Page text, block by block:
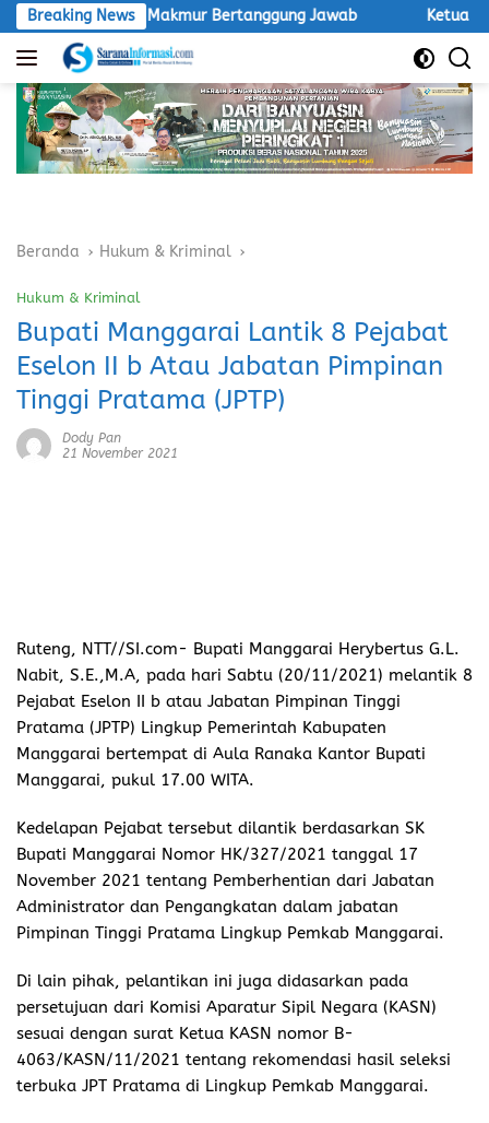
Langsung
ke
konten
Breaking News
Makmur Bertanggung Jawab Ketua LSM Macan
Beranda Hukum & Kriminal
Hukum & Kriminal
Bupati Manggarai Lantik 8 Pejabat
Eselon II b Atau Jabatan Pimpinan
Tinggi Pratama (JPTP)
Dody Pan
21 November 2021
Ruteng, NTT//SI.com- Bupati Manggarai Herybertus G.L.
Nabit, S.E.,M.A, pada hari Sabtu (20/11/2021) melantik 8
Pejabat Eselon II b atau Jabatan Pimpinan Tinggi
Pratama (JPTP) Lingkup Pemerintah Kabupaten
Manggarai bertempat di Aula Ranaka Kantor Bupati
Manggarai, pukul 17.00 WITA.
Kedelapan Pejabat tersebut dilantik berdasarkan SK
Bupati Manggarai Nomor HK/327/2021 tanggal 17
November 2021 tentang Pemberhentian dari Jabatan
Administrator dan Pengangkatan dalam jabatan
Pimpinan Tinggi Pratama Lingkup Pemkab Manggarai.
Di lain pihak, pelantikan ini juga didasarkan pada
persetujuan dari Komisi Aparatur Sipil Negara (KASN)
sesuai dengan surat Ketua KASN nomor B-
4063/KASN/11/2021 tentang rekomendasi hasil seleksi
terbuka JPT Pratama di Lingkup Pemkab Manggarai.